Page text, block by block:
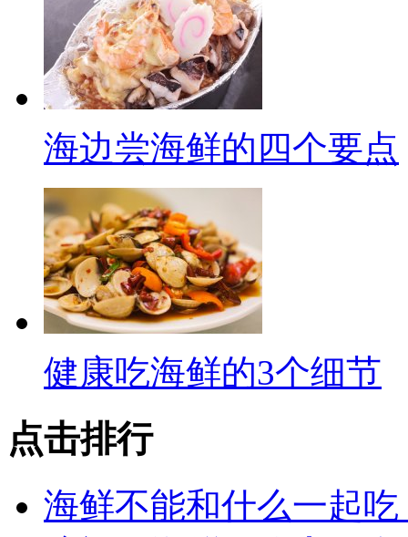
海边尝海鲜的四个要点
健康吃海鲜的3个细节
点击排行
海鲜不能和什么一起